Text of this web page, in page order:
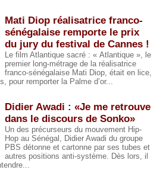
Mati Diop réalisatrice franco-
sénégalaise remporte le prix
du jury du festival de Cannes !
Le film Atlantique sacré : « Atlantique », le
premier long-métrage de la réalisatrice
franco-sénégalaise Mati Diop, était en lice,
pour remporter la Palme d’or...
Didier Awadi : «Je me retrouve
dans le discours de Sonko»
Un des précurseurs du mouvement Hip-
Hop au Sénégal, Didier Awadi du groupe
PBS détonne et cartonne par ses tubes et
autres positions anti-système. Dès lors, il